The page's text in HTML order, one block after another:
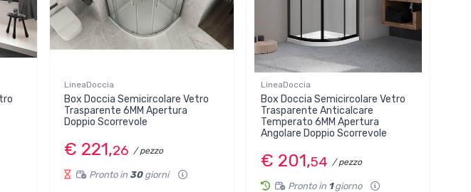
LineaDoccia
Box Doccia Semicircolare Vetro
Trasparente 6MM Apertura
Doppio Scorrevole
€ 221,26 / pezzo
Pronto in 30giorni
LineaDoccia
Box Doccia Semicircolare Vetro
Trasparente Anticalcare
Temperato 6MM Apertura
Angolare Doppio Scorrevole
€ 201,54 / pezzo
Pronto in 1giorno